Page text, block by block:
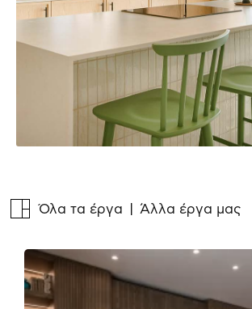
Όλα τα έργα | Άλλα έργα μας